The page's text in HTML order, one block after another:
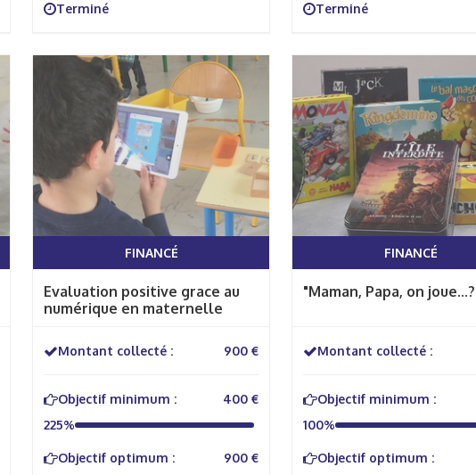
Terminé Terminé
FINANCÉ
Evaluation positive grace au
numérique en maternelle
Montant collecté : 900 €
Objectif minimum :
400 €
225%
Objectif optimum :
900 €
FINANCÉ
"Maman, Papa, on
Montant collecté :
Objectif minimum :
100%
Objectif optimum :